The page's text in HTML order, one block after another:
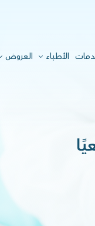
الأطباء العروض